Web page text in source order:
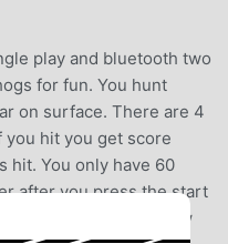
play and bluetooth two
for fun. You hunt
on surface. There are 4
hit you get score
hit. You only have 60
after you press the start
screen including how